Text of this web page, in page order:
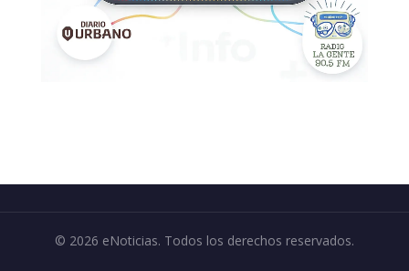
© 2026 eNoticias. Todos los derechos reservados.